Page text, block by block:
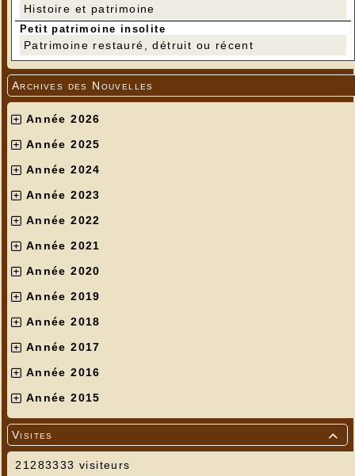
Histoire et patrimoine
Petit patrimoine insolite
Patrimoine restauré, détruit ou récent
Archives des Nouvelles
Année 2026
Année 2025
Année 2024
Année 2023
Année 2022
Année 2021
Année 2020
Année 2019
Année 2018
Année 2017
Année 2016
Année 2015

Visites
21283333 visiteurs